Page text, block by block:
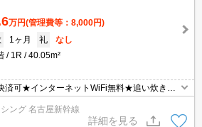
万円(管理費等：8,000円)
1ヶ月 礼
なし
1R 40.05m²
済可★インターネットWiFi無料★追い炊き機
！ング 名古屋新幹線
詳細を見る